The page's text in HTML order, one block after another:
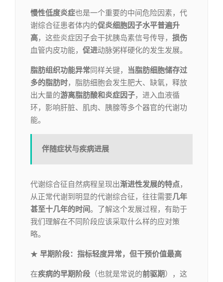
慢性低度炎症也是一个重要的中间危险因素，代
谢综合征患者体内的促炎细胞因子水平普遍升
高，这些炎症因子会干扰胰岛素信号传导， 损伤
血管内皮功能， 促进动脉粥样硬化的发生发展。
脂肪组织功能异常同样关键，
当脂肪细胞储存过
多的脂肪时，脂肪细胞会发生肥大、缺氧，释放
出大量的游离脂肪酸和炎症因子，进入血液循
环，影响肝脏、肌肉、胰腺等多个器官的代谢功
能。
伴随症状与疾病进展
代谢综合征自然病程呈现出渐进性发展的特点，
从正常代谢到明显的代谢综合征，往往需要几年
甚至十几年的时间。了解这个发展过程，有助于
我们理解在不同阶段应该采取什么样的应对策
略。
★ 早期阶段：指标轻度异常，但干预价值最高
在疾病的早期阶段 （也就是常说的前驱期），这